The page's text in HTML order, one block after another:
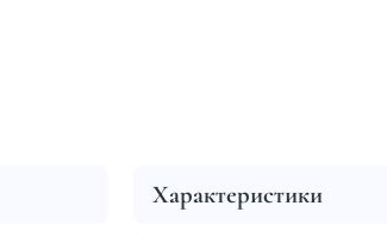
Характеристики